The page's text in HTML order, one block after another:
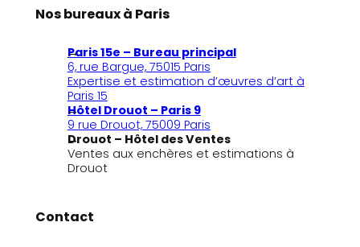
Nos bureaux à Paris
Paris 15e – Bureau principal
6, rue Bargue, 75015 Paris
Expertise et estimation d’œuvres d’art à
Paris 15
Hôtel Drouot – Paris 9
9 rue Drouot, 75009 Paris
Drouot – Hôtel des Ventes
Ventes aux enchères et estimations à
Drouot
Contact